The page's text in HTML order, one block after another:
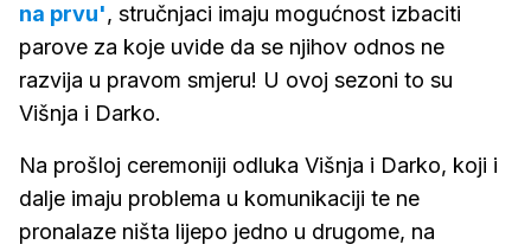
na prvu', stručnjaci imaju mogućnost izbaciti
parove za koje uvide da se njihov odnos ne
razvija u pravom smjeru! U ovoj sezoni to su
Višnja i Darko.
Na prošloj ceremoniji odluka Višnja i Darko, koji i
dalje imaju problema u komunikaciji te ne
pronalaze ništa lijepo jedno u drugome, na